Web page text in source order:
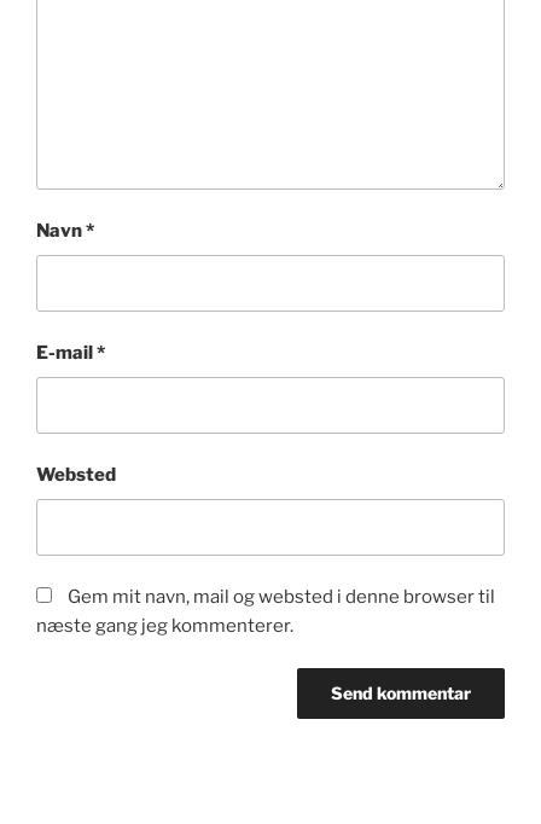
Navn*
E-mail*
Websted
Gem mit navn, mail og websted i denne browser til
næste gang jeg kommenterer.